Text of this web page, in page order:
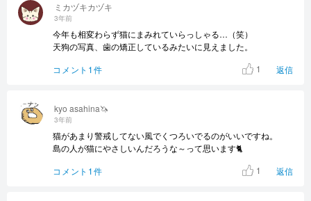
kyo asahina🦄
3年前
猫があまり警戒してない風でくつろいでるのがいいですね。
島の人が猫にやさしいんだろうな～って思います🐈
コメント1件
1 返信
ミカヅキカヅキ
3年前
今年も相変わらず猫にまみれていらっしゃる…（笑）
天狗の写真、歯の矯正しているみたいに見えました。
コメント1件
1 返信